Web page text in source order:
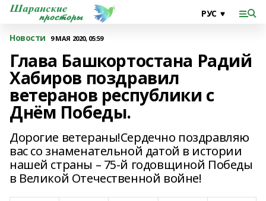
Новости 9 МАЯ 2020, 05:59
Глава Башкортостана Радий
Хабиров поздравил
ветеранов республики с
Днём Победы.
Дорогие ветераны!Сердечно поздравляю
вас со знаменательной датой в истории
нашей страны – 75-й годовщиной Победы
в Великой Отечественной войне!